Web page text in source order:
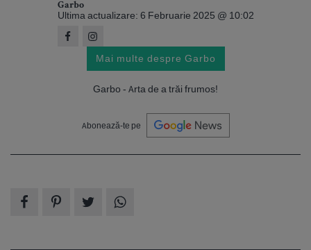
Garbo
Ultima actualizare: 6 Februarie 2025 @ 10:02
Mai multe despre Garbo
Garbo - Arta de a trăi frumos!
Abonează-te pe